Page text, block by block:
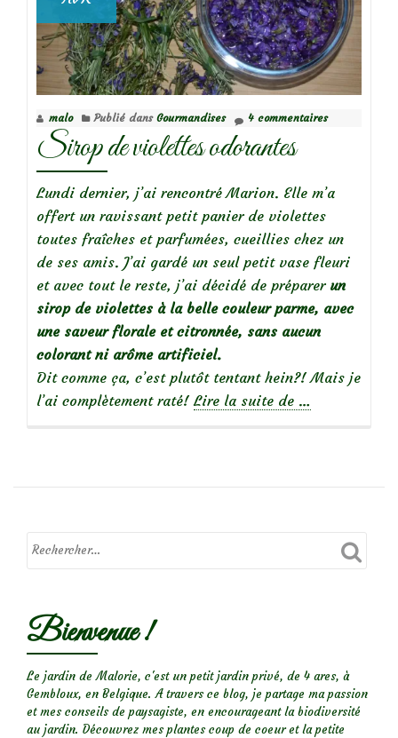
malo Publié dans Gourmandises 4 commentaires
Sirop de violettes odorantes
Lundi dernier, j’ai rencontré Marion. Elle m’a
offert un ravissant petit panier de violettes
toutes fraîches et parfumées, cueillies chez un
de ses amis. J’ai gardé un seul petit vase fleuri
et avec tout le reste, j’ai décidé de préparer un
sirop de violettes à la belle couleur parme, avec
une saveur florale et citronnée, sans aucun
colorant ni arôme artificiel.
Dit comme ça, c’est plutôt tentant hein?! Mais je
l’ai complètement raté! Lire la suite de
violettes
…
Bienvenue !
Le jardin de Malorie, c'est un petit jardin privé, de 4 ares, à
Gembloux, en Belgique. A travers ce blog, je partage ma passion
et mes conseils de paysagiste, en encourageant la biodiversité
au jardin. Découvrez mes plantes coup de coeur et la petite